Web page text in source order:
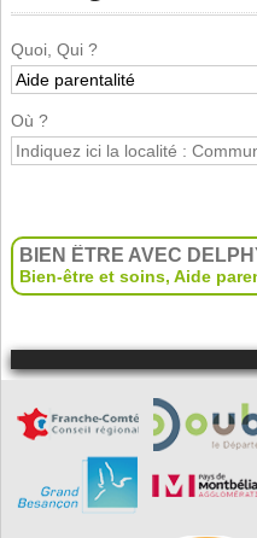
Quoi, Qui ?
Où ?
BIEN ÊTRE AVEC
Bien-être et soins, Aide